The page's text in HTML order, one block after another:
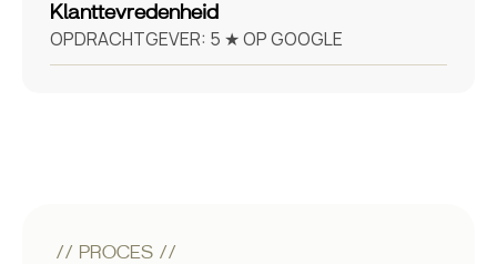
Klanttevredenheid
OPDRACHTGEVER: 5 ★ OP GOOGLE
// PROCES //